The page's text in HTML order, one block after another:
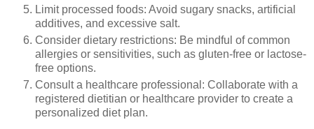
Limit processed foods: Avoid sugary snacks, artificial
additives, and excessive salt.
Consider dietary restrictions: Be mindful of common
allergies or sensitivities, such as gluten-free or lactose-
free options.
Consult a healthcare professional: Collaborate with a
registered dietitian or healthcare provider to create a
personalized diet plan.